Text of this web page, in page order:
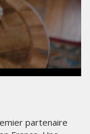
partenaire